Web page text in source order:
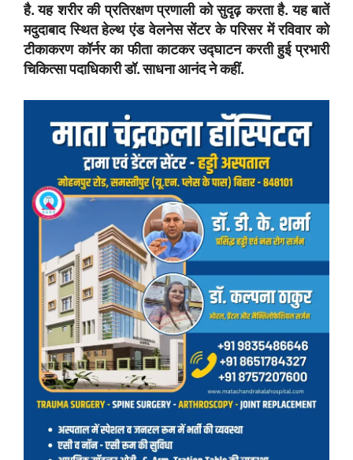
है. यह शरीर की प्रतिरक्षण प्रणाली को सुदृढ़ करता है. यह बातें
मदुदाबाद स्थित हेल्थ एंड वेलनेस सेंटर के परिसर में रविवार को
टीकाकरण कॉर्नर का फीता काटकर उद्घाटन करती हुई प्रभारी
चिकित्सा पदाधिकारी डॉ. साधना आनंद ने कहीं.